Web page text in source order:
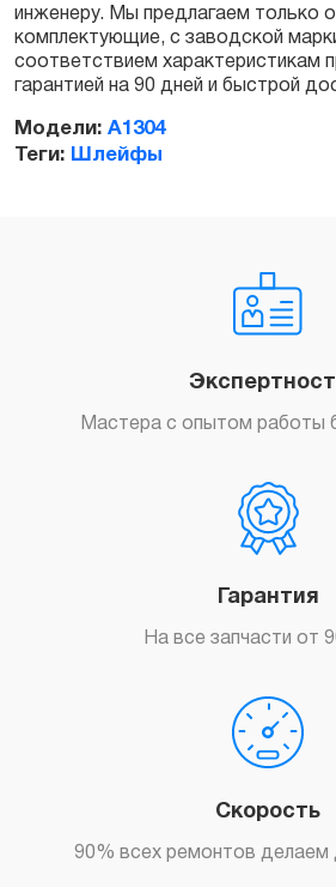
инженеру. Мы предлагаем только
комплектующие, с заводской
соответствием характеристикам
гарантией на 90 дней и быстрой
Модели: A1304
Теги: Шлейфы
Мастера с опытом работы
Гарантия
На все запчасти от
Скорость
90% всех ремонтов делаем